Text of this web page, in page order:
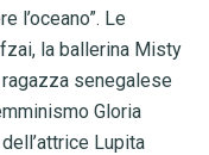
l’oceano”. Le
la ballerina Misty
ragazza senegalese
Gloria
Lupita